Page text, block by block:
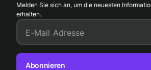
Melden Sie sich an, um die neuesten
erhalten.
E-Mail Adresse
Abonnieren